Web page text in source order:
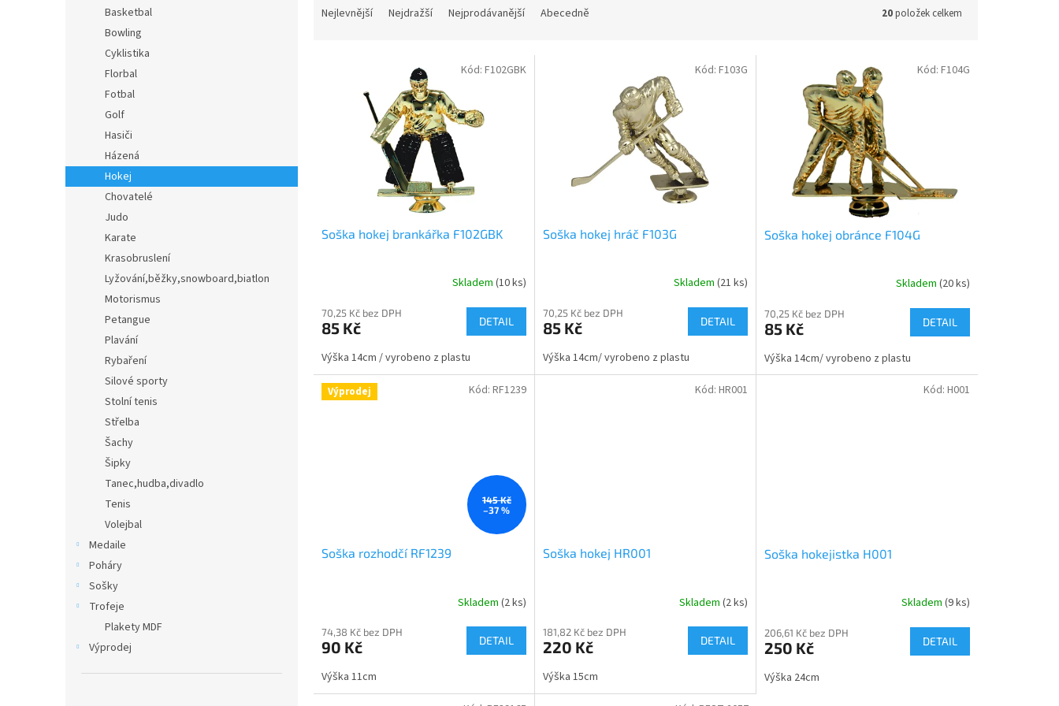
Basketbal
Bowling
Cyklistika
Florbal
Fotbal
Golf
Hasiči
Házená
Hokej
Chovatelé
Judo
Karate
Krasobruslení
Lyžování,běžky,snowboard,biatlon
Motorismus
Petangue
Plavání
Rybaření
Silové sporty
Stolní tenis
Střelba
Šachy
Šipky
Tanec,hudba,divadlo
Tenis
Volejbal
Medaile
Poháry
Sošky
Trofeje
Plakety MDF
Výprodej
Nejlevnější Nejdražší Nejprodávanější Abecedně 20položek celkem
Soška hokej brankářka F102GBK
Skladem (10 ks)
70,25 Kč bez DPH
85 Kč DETAIL
Výška 14cm / vyrobeno z plastu
Kód: F102GBK
Soška hokej hráč F103G
Skladem (21 ks)
70,25 Kč bez DPH
85 Kč DETAIL
Výška 14cm/ vyrobeno z plastu
Kód: F103G
Soška hokej obránce F104G
Skladem (20 ks)
70,25 Kč bez DPH
85 Kč DETAIL
Výška 14cm/ vyrobeno z plastu
Kód: F104G
Výprodej
145 Kč
–37 %
Soška rozhodčí RF1239
Skladem (2 ks)
74,38 Kč bez DPH
90 Kč DETAIL
Výška 11cm
Kód: RF1239
Soška hokej HR001
Skladem (2 ks)
181,82 Kč bez DPH
220 Kč DETAIL
Výška 15cm
Kód: HR001
Soška hokejistka H001
Skladem (9 ks)
206,61 Kč bez DPH
250 Kč DETAIL
Výška 24cm
Kód: H001